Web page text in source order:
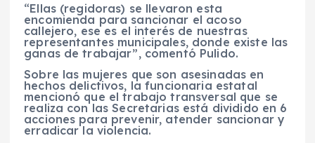
“Ellas (regidoras) se llevaron esta
encomienda para sancionar el acoso
callejero, ese es el interés de nuestras
representantes municipales, donde existe las
ganas de trabajar”, comentó Pulido.
Sobre las mujeres que son asesinadas en
hechos delictivos, la funcionaria estatal
mencionó que el trabajo transversal que se
realiza con las Secretarias está dividido en 6
acciones para prevenir, atender sancionar y
erradicar la violencia.